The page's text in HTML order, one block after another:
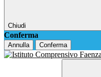
Chiudi
Conferma
Annulla Conferma